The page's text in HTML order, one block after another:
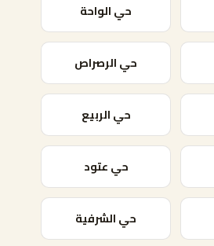
حي الواحة
حي الرصراص
حي الربيع
حي عتود
حي الشرفية